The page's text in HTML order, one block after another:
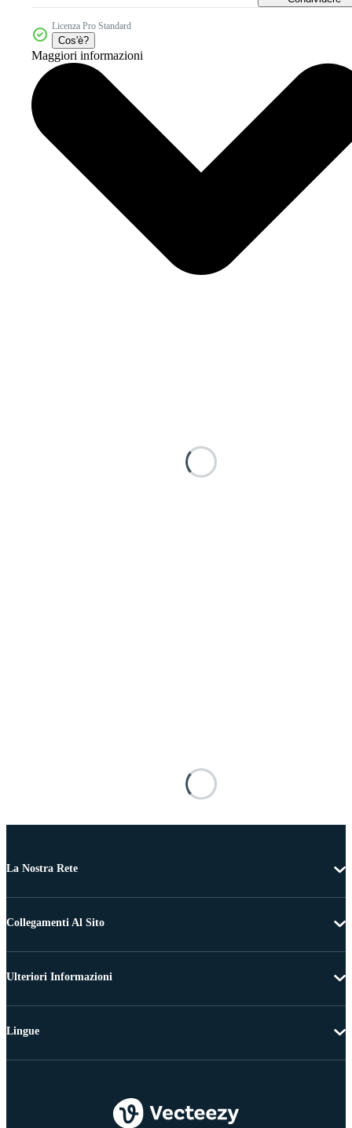
Licenza Pro Standard
Cos'è?
Maggiori informazioni
La Nostra Rete
Collegamenti Al Sito
Ulteriori Informazioni
Lingue